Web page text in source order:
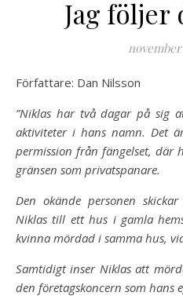
Jag följer
november
Författare: Dan Nilsson
”Niklas har två dagar på sig
aktiviteter i hans namn. Det
permission från fängelset, där
gränsen som privatspanare.
Den okände personen
Niklas till ett hus i gamla
kvinna mördad i samma hus,
Samtidigt inser Niklas att
den företagskoncern som hans